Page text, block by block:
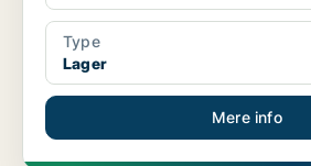
Type
Lager
Mere info